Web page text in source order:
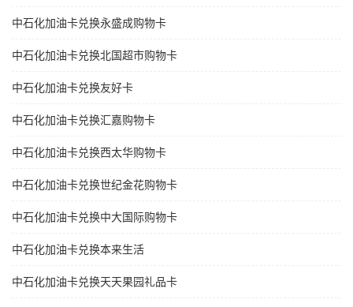
中石化加油卡兑换永盛成购物卡
中石化加油卡兑换北国超市购物卡
中石化加油卡兑换友好卡
中石化加油卡兑换汇嘉购物卡
中石化加油卡兑换西太华购物卡
中石化加油卡兑换世纪金花购物卡
中石化加油卡兑换中大国际购物卡
中石化加油卡兑换本来生活
中石化加油卡兑换天天果园礼品卡